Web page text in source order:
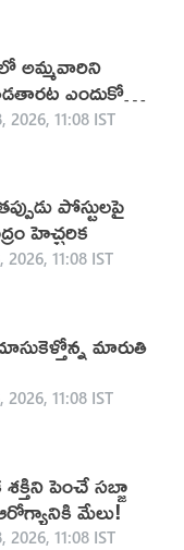
అమ్మవారిని
ఎందుకో
2026, 11:08 IST
పోస్టులపై
హెచ్చరిక
11:08 IST
మారుతి
11:08 IST
పెంచే సబ్జా
మేలు!
2026, 11:08 IST